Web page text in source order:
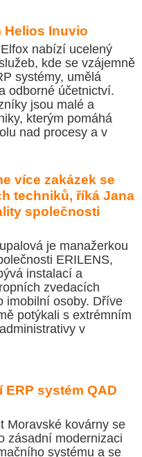
Helios Inuvio
nabízí ucelený
kde se vzájemně
systémy, umělá
odborné účetnictví.
jsou malé a
kterým pomáhá
nad procesy a v
více zakázek se
techniků, říká Jana
společnosti
je manažerkou
ERILENS,
instalací a
zvedacích
imobilní osoby. Dříve
potýkali s extrémním
v
systém QAD
Moravské kovárny se
zásadní modernizaci
systému a se